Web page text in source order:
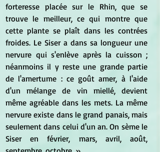
forteresse placée sur le Rhin, que se
trouve le meilleur, ce qui montre que
cette plante se plaît dans les contrées
froides. Le Siser a dans sa longueur une
nervure qui s'enlève après la cuisson ;
néanmoins il y reste une grande partie
de l'amertume : ce goût amer, à l'aide
d'un mélange de vin miellé, devient
même agréable dans les mets. La même
nervure existe dans le grand panais, mais
seulement dans celui d'un an. On sème le
Siser en février, mars, avril, août,